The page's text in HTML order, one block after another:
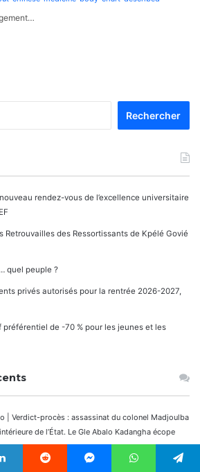
rendez-vous de l’excellence universitaire
Retrouvailles des Ressortissants de Kpélé Govié
quel peuple ?
privés autorisés pour la rentrée 2026-2027,
préférentiel de -70 % pour les jeunes et les
| Verdict-procès : assassinat du colonel Madjoulba
de l’État. Le Gle Abalo Kadangha écope